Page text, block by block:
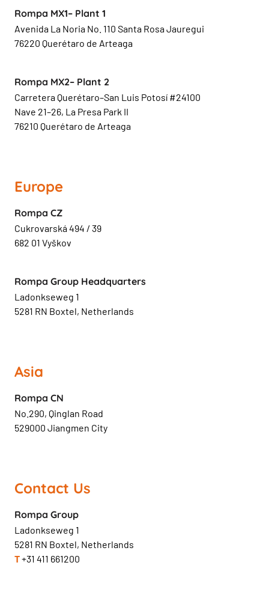
Rompa MX1– Plant 1
Avenida La Noria No. 110 Santa Rosa Jauregui
76220 Querétaro de Arteaga
Rompa MX2– Plant 2
Carretera Querétaro–San Luis Potosí #24100
Nave 21–26, La Presa Park II
76210 Querétaro de Arteaga
Europe
Rompa CZ
Cukrovarská 494 / 39
682 01 Vyškov
Rompa Group Headquarters
Ladonkseweg 1
5281 RN Boxtel, Netherlands
Asia
Rompa CN
No.290, Qinglan Road
529000 Jiangmen City
Contact Us
Rompa Group
Ladonkseweg 1
5281 RN Boxtel, Netherlands
T+31 411 661200